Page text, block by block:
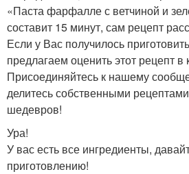
«Паста фарфалле с ветчиной и
составит 15 минут, сам рецепт
Если у Вас получилось
предлагаем оценить этот рецепт
Присоединяйтесь к нашему
делитесь собственными
шедевров!
Ура!
У вас есть все ингредиенты,
приготовлению!